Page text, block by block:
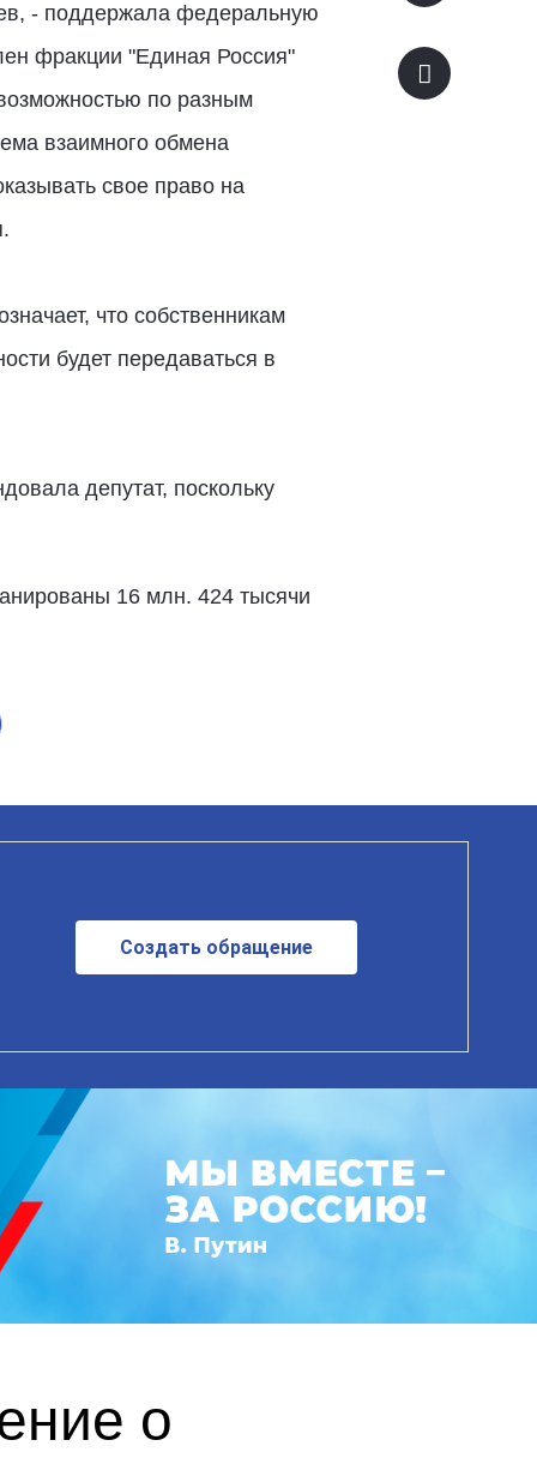
- поддержала федеральную
фракции "Единая Россия"
по разным
взаимного обмена
свое право на
что собственникам
будет передаваться в
депутат, поскольку
16 млн. 424 тысячи
Создать обращение
о